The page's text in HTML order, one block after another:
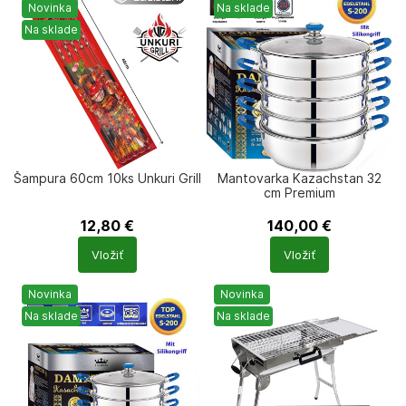
Novinka
Na sklade
Šampura 60cm 10ks Unkuri Grill
12,80 €
Počet
produktů
Vložiť
Na sklade
Mantovarka Kazachstan 32
cm Premium
140,00 €
Počet
produktů
Vložiť
Novinka
Na sklade
Novinka
Na sklade